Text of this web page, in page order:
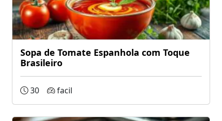
Sopa de Tomate Espanhola com Toque
Brasileiro
30 facil